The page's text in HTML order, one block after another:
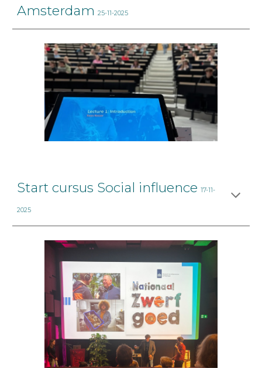
Amsterdam 25-11-2025
Start cursus Social influence 17-11-
2025